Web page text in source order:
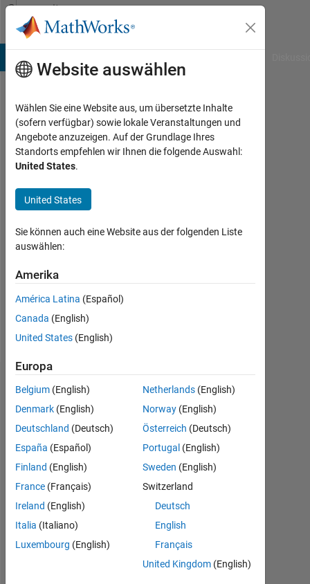
Weiter zum Inhalt
Community
Profile
Joe
Aktiv
seit
2012
Followers:
Following:
Follow
Nachricht
Dashboard
Statistik
MATLAB Answers
BEITRÄGE
2
Website auswählen
Wählen Sie eine Website aus, um übersetzte Inhalte
(sofern verfügbar) sowie lokale Veranstaltungen und
Angebote anzuzeigen. Auf der Grundlage Ihres
Standorts empfehlen wir Ihnen die folgende Auswahl:
United States.
United States
Sie können auch eine Website aus der folgenden Liste
auswählen:
Amerika
América Latina (Español)
Canada (English)
United States (English)
Europa
Belgium (English)
Denmark (English)
Deutschland (Deutsch)
España (Español)
Finland (English)
France (Français)
Ireland (English)
Italia (Italiano)
Luxembourg (English)
Netherlands (English)
Norway (English)
Österreich (Deutsch)
Portugal (English)
Sweden (English)
Switzerland
Deutsch
English
Français
United Kingdom (English)